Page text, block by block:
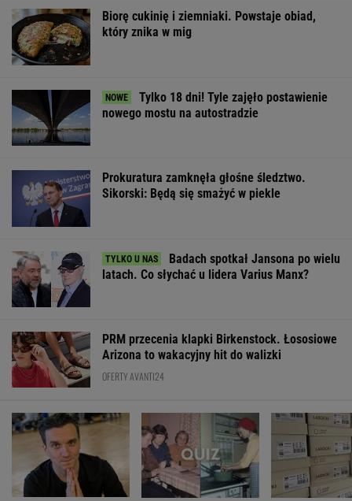
Biorę cukinię i ziemniaki. Powstaje obiad,
który znika w mig
Tylko 18 dni! Tyle zajęło postawienie
nowego mostu na autostradzie
Prokuratura zamknęła głośne śledztwo.
Sikorski: Będą się smażyć w piekle
Badach spotkał Jansona po wielu
latach. Co słychać u lidera Varius Manx?
PRM przecenia klapki Birkenstock. Łososiowe
Arizona to wakacyjny hit do walizki
OFERTY AVANTI24